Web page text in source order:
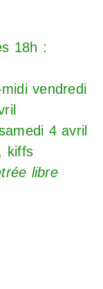
18h :
vendredi
4 avril
kiffs
libre